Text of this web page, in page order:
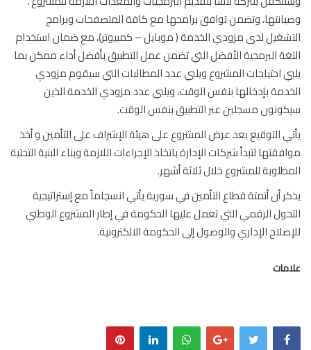
وتضمن توافق برامجها مع كافة المتصفحات وبرامج
لدى مزودي الخدمة ( موبايل – كمبيوتر)، مع ضمان استخدام
البرمجية الأفضل التي تضمن عمل التطبيق بأفضل أداء ممكن بما
احتياجات المشروع ويلبي عدد المطالبات التي سيقوم مزودي
بإدخالها بنفس الوقت، ويلبي عدد مزودي الخدمة الذين
مسجلين عبر التطبيق بنفس الوقت.
التوقيع بعد عرض المشروع على هيئة الإشراف على التأمين و أخذ
لتبدأ شركات الإدارة باتخاذ الإجراءات اللازمة وبناء البنية التحتية
للمشروع خلال ثلاثة أشهر.
أن أتمتة قطاع التأمين في سورية يأتي انسجاماً مع إستراتيجية
الرقمي التي تعمل عليها الحكومة في إطار المشروع الوطني
الإداري والوصول إلى الحكومة الالكترونية.